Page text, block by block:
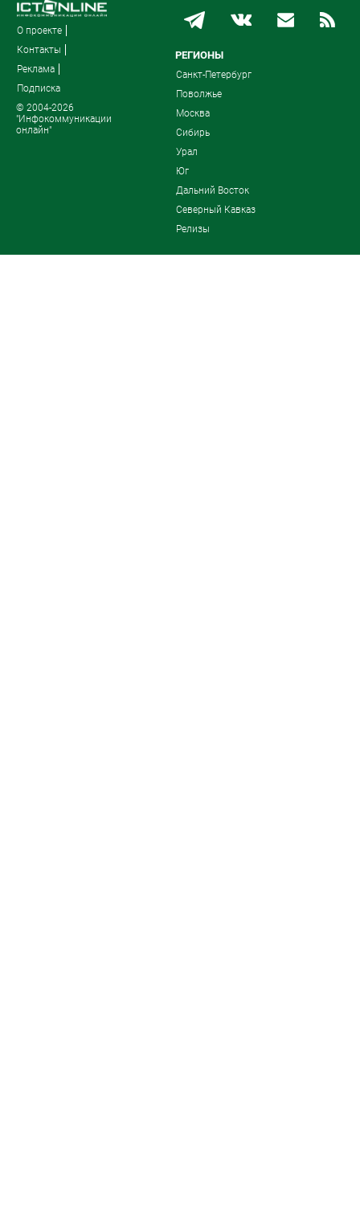
О проекте
Контакты
Реклама
Подписка
© 2004-2026
"Инфокоммуникации
онлайн"
РЕГИОНЫ
Санкт-Петербург
Поволжье
Москва
Сибирь
Урал
Юг
Дальний Восток
Северный Кавказ
Релизы